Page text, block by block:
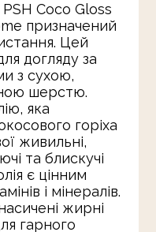
Coco Gloss
призначений
Цей
догляду за
з сухою,
шерстю.
яка
горіха
живильні,
та блискучі
є цінним
і мінералів.
жирні
гарного